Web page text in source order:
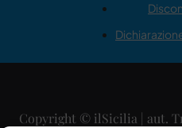
Copyright © ilSicilia | aut.